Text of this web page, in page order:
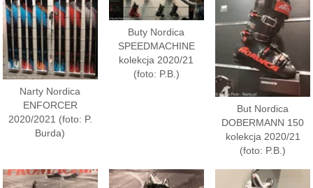
Narty Nordica
ENFORCER
2020/2021 (foto: P.
Burda)
Buty Nordica
SPEEDMACHINE
kolekcja 2020/21
(foto: P.B.)
But Nordica
DOBERMANN 150
kolekcja 2020/21
(foto: P.B.)